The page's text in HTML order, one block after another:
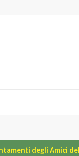
degli Amici